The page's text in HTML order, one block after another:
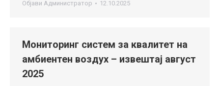
Објави Администратор 12.10.2025
Мониторинг систем за квалитет на
амбиентен воздух – извештај август
2025